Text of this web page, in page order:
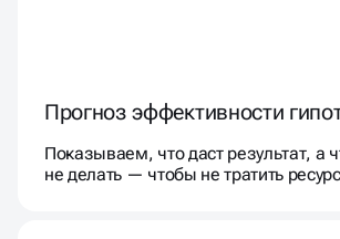
Прогноз эффективности
Показываем, что даст результат, а
не делать — чтобы не тратить